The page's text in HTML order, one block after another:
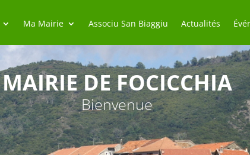
Ma Mairie Associu San Biaggiu Actualités
MAIRIE DE FOCICCHIA
Bienvenue